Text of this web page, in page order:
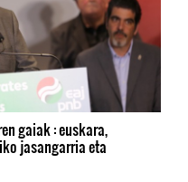
gaiak : euskara,
jasangarria eta